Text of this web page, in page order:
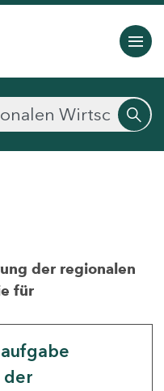
der regionalen
für
der